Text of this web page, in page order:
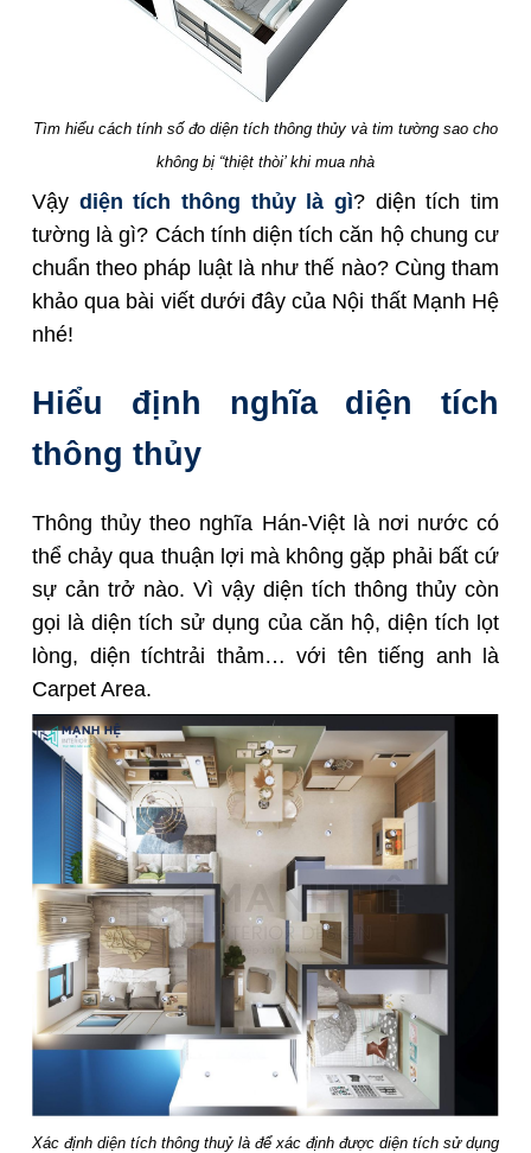
Tìm hiểu cách tính số đo diện tích thông thủy và tim tường sao cho
không bị “thiệt thòi’ khi mua nhà
Vậy diện tích thông thủy là gì? diện tích tim
tường là gì? Cách tính diện tích căn hộ chung cư
chuẩn theo pháp luật là như thế nào? Cùng tham
khảo qua bài viết dưới đây của Nội thất Mạnh Hệ
nhé!
Hiểu định nghĩa diện tích
thông thủy
Thông thủy theo nghĩa Hán-Việt là nơi nước có
thể chảy qua thuận lợi mà không gặp phải bất cứ
sự cản trở nào. Vì vậy diện tích thông thủy còn
gọi là diện tích sử dụng của căn hộ, diện tích lọt
lòng, diện tíchtrải thảm… với tên tiếng anh là
Carpet Area.
Xác định diện tích thông thuỷ là để xác định được diện tích sử dụng